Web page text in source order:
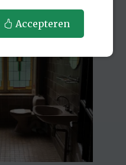
Accepteren